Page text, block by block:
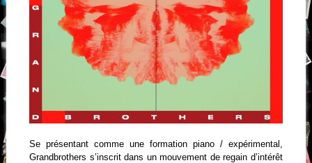
Se présentant comme une formation piano / expérimental,
Grandbrothers s’inscrit dans un mouvement de regain d’intérêt